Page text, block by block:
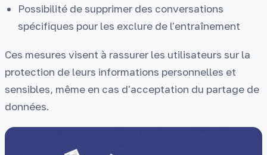
Possibilité de supprimer des conversations
spécifiques pour les exclure de l'entraînement
Ces mesures visent à rassurer les utilisateurs sur la
protection de leurs informations personnelles et
sensibles, même en cas d'acceptation du partage de
données.